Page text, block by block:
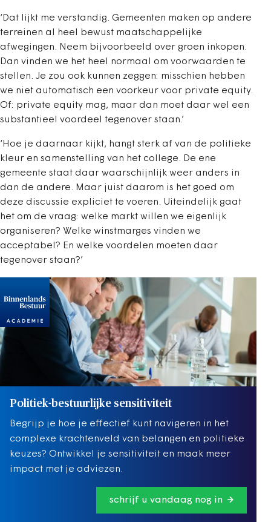
‘Dat lijkt me verstandig. Gemeenten maken op andere
terreinen al heel bewust maatschappelijke
afwegingen. Neem bijvoorbeeld over groen inkopen.
Dan vinden we het heel normaal om voorwaarden te
stellen. Je zou ook kunnen zeggen: misschien hebben
we niet automatisch een voorkeur voor private equity.
Of: private equity mag, maar dan moet daar wel een
substantieel voordeel tegenover staan.’
‘Hoe je daarnaar kijkt, hangt sterk af van de politieke
kleur en samenstelling van het college. De ene
gemeente staat daar waarschijnlijk weer anders in
dan de andere. Maar juist daarom is het goed om
deze discussie expliciet te voeren. Uiteindelijk gaat
het om de vraag: welke markt willen we eigenlijk
organiseren? Welke winstmarges vinden we
acceptabel? En welke voordelen moeten daar
tegenover staan?’
Politiek-bestuurlijke sensitiviteit
Begrijp je hoe je effectief kunt navigeren in het
complexe krachtenveld van belangen en politieke
keuzes? Ontwikkel je sensitiviteit en maak meer
impact met je adviezen.
schrijf u vandaag nog in